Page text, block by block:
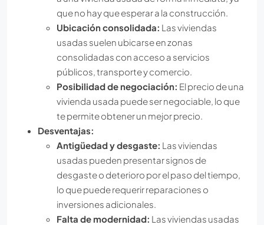
que no hay que esperar a la construcción.
Ubicación consolidada: Las viviendas
usadas suelen ubicarse en zonas
consolidadas con acceso a servicios
públicos, transporte y comercio.
Posibilidad de negociación: El precio de una
vivienda usada puede ser negociable, lo que
te permite obtener un mejor precio.
Desventajas:
Antigüedad y desgaste: Las viviendas
usadas pueden presentar signos de
desgaste o deterioro por el paso del tiempo,
lo que puede requerir reparaciones o
inversiones adicionales.
Falta de modernidad: Las viviendas usadas